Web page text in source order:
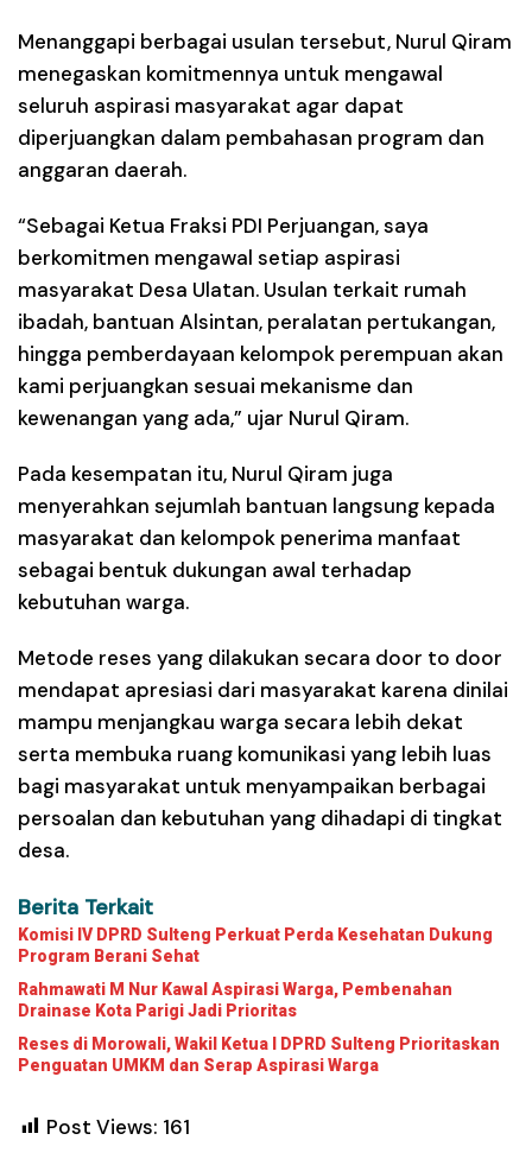
Menanggapi berbagai usulan tersebut, Nurul Qiram
menegaskan komitmennya untuk mengawal
seluruh aspirasi masyarakat agar dapat
diperjuangkan dalam pembahasan program dan
anggaran daerah.
“Sebagai Ketua Fraksi PDI Perjuangan, saya
berkomitmen mengawal setiap aspirasi
masyarakat Desa Ulatan. Usulan terkait rumah
ibadah, bantuan Alsintan, peralatan pertukangan,
hingga pemberdayaan kelompok perempuan akan
kami perjuangkan sesuai mekanisme dan
kewenangan yang ada,” ujar Nurul Qiram.
Pada kesempatan itu, Nurul Qiram juga
menyerahkan sejumlah bantuan langsung kepada
masyarakat dan kelompok penerima manfaat
sebagai bentuk dukungan awal terhadap
kebutuhan warga.
Metode reses yang dilakukan secara door to door
mendapat apresiasi dari masyarakat karena dinilai
mampu menjangkau warga secara lebih dekat
serta membuka ruang komunikasi yang lebih luas
bagi masyarakat untuk menyampaikan berbagai
persoalan dan kebutuhan yang dihadapi di tingkat
desa.
Berita Terkait
Komisi IV DPRD Sulteng Perkuat Perda Kesehatan Dukung
Program Berani Sehat
Rahmawati M Nur Kawal Aspirasi Warga, Pembenahan
Drainase Kota Parigi Jadi Prioritas
Reses di Morowali, Wakil Ketua I DPRD Sulteng Prioritaskan
Penguatan UMKM dan Serap Aspirasi Warga
Post Views: 161